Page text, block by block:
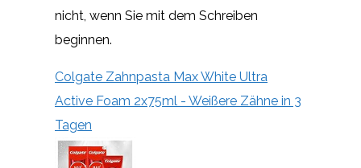
nicht, wenn Sie mit dem Schreiben
beginnen.
Colgate Zahnpasta Max White Ultra
Active Foam 2x75ml - Weißere Zähne in 3
Tagen